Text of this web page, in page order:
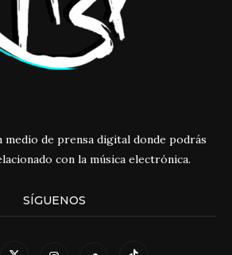
medio de prensa digital donde podrás
con la música electrónica.
SÍGUENOS